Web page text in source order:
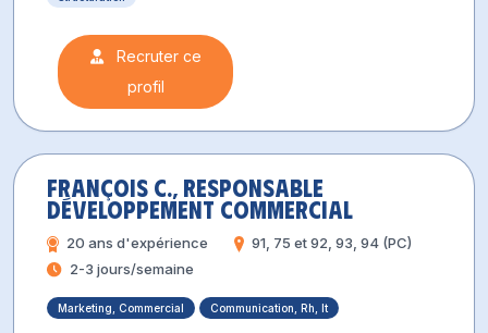
Recruter ce
profil
François C., Responsable
Développement Commercial
20 ans d'expérience
91, 75 et 92, 93, 94 (PC)
2-3 jours/semaine
Marketing, Commercial Communication, Rh, It